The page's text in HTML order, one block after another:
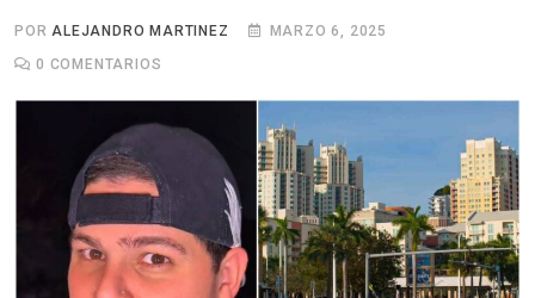
PORALEJANDRO MARTINEZ
MARZO 6, 2025
0 COMENTARIOS